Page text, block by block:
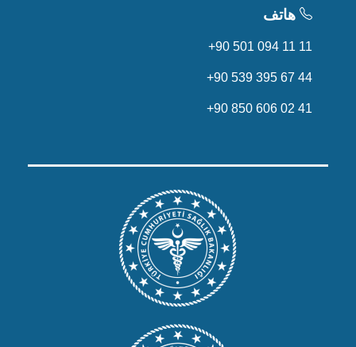
هاتف
+90 501 094 11 11
+90 539 395 67 44
+90 850 606 02 41